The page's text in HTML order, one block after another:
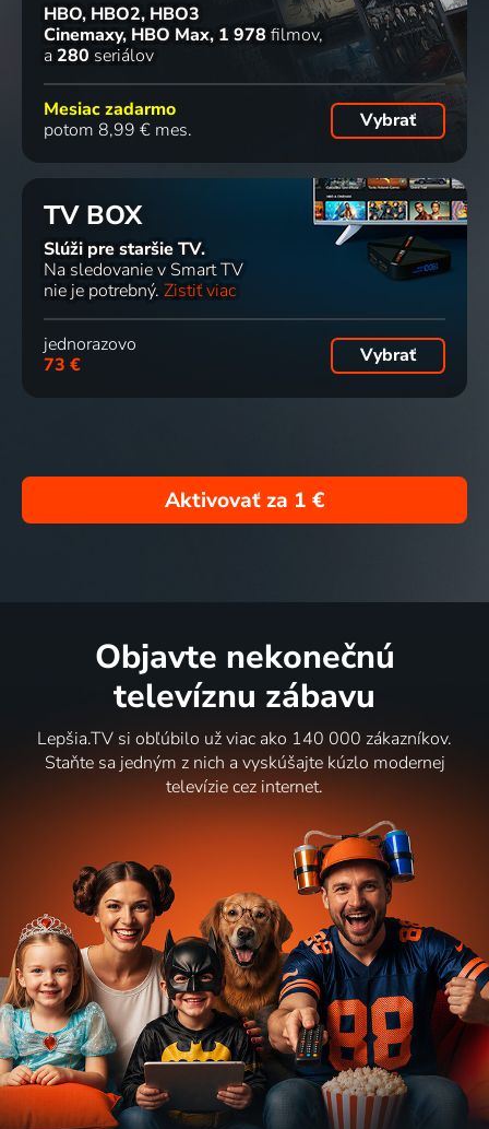
HBO, HBO2, HBO3
Cinemaxy, HBO Max 1 978 filmov
a 280 seriálov
Mesiac zadarmo
potom 8,99 € mes.
Vybrať
TV BOX
Slúži pre staršie TV.
Na sledovanie v Smart TV
nie je potrebný. Zistiť viac
jednorazovo
73 €
Vybrať
Aktivovať za 1 €
Objavte nekonečnú
televíznu zábavu
Lepšia.TV si obľúbilo už viac ako 140 000 zákazníkov.
Staňte sa jedným z nich a vyskúšajte kúzlo modernej
televízie cez internet.